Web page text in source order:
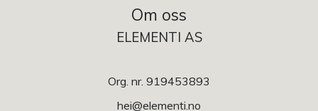
Om oss
ELEMENTI AS
Org. nr. 919453893
hei@elementi.no